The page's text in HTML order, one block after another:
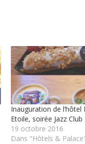
Inauguration de l’hôtel
Etoile, soirée Jazz Club
19 octobre 2016
Dans "Hôtels &